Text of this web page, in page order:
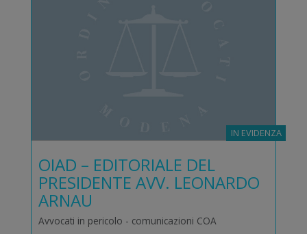
IN EVIDENZA
OIAD – EDITORIALE DEL
PRESIDENTE AVV. LEONARDO
ARNAU
Avvocati in pericolo - comunicazioni COA